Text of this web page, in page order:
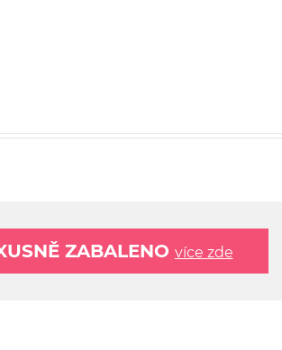
ZABALENO více zde